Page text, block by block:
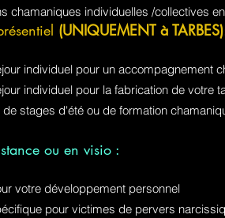
chamaniques individuelles /collectives
(UNIQUEMENT à TARBES)
individuel pour un accompagnement
individuel pour la fabrication de votre
stages d'été ou de formation
ou en visio :
votre développement personnel
pour victimes de pervers